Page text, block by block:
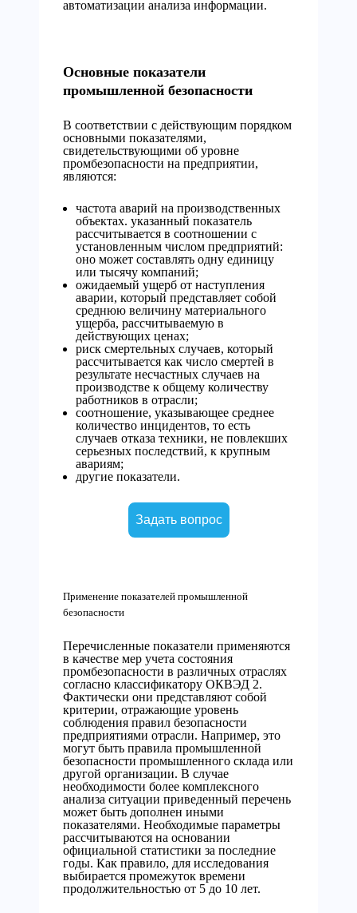
автоматизации анализа информации.
Основные показатели
промышленной безопасности
В соответствии с действующим порядком
основными показателями,
свидетельствующими об уровне
промбезопасности на предприятии,
являются:
частота аварий на производственных
объектах. указанный показатель
рассчитывается в соотношении с
установленным числом предприятий:
оно может составлять одну единицу
или тысячу компаний;
ожидаемый ущерб от наступления
аварии, который представляет собой
среднюю величину материального
ущерба, рассчитываемую в
действующих ценах;
риск смертельных случаев, который
рассчитывается как число смертей в
результате несчастных случаев на
производстве к общему количеству
работников в отрасли;
соотношение, указывающее среднее
количество инцидентов, то есть
случаев отказа техники, не повлекших
серьезных последствий, к крупным
авариям;
другие показатели.
Задать вопрос
Применение показателей промышленной
безопасности
Перечисленные показатели применяются
в качестве мер учета состояния
промбезопасности в различных отраслях
согласно классификатору ОКВЭД 2.
Фактически они представляют собой
критерии, отражающие уровень
соблюдения правил безопасности
предприятиями отрасли. Например, это
могут быть правила промышленной
безопасности промышленного склада или
другой организации. В случае
необходимости более комплексного
анализа ситуации приведенный перечень
может быть дополнен иными
показателями. Необходимые параметры
рассчитываются на основании
официальной статистики за последние
годы. Как правило, для исследования
выбирается промежуток времени
продолжительностью от 5 до 10 лет.